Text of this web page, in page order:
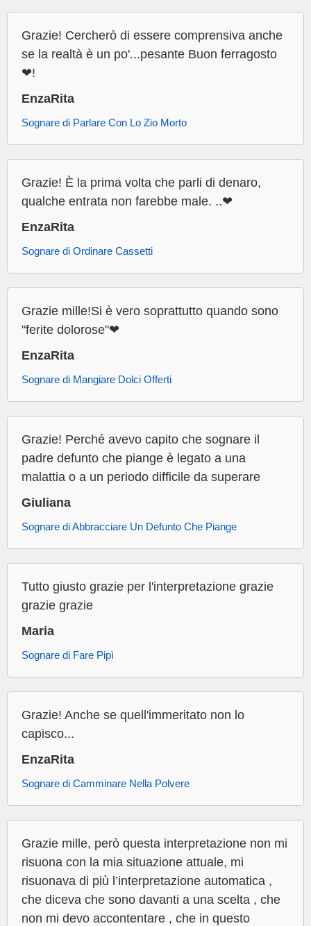
Grazie! Cercherò di essere comprensiva anche
se la realtà è un po'...pesante Buon ferragosto
❤!
EnzaRita
Sognare di Parlare Con Lo Zio Morto
Grazie! È la prima volta che parli di denaro,
qualche entrata non farebbe male. ..❤
EnzaRita
Sognare di Ordinare Cassetti
Grazie mille!Si è vero soprattutto quando sono
"ferite dolorose"❤
EnzaRita
Sognare di Mangiare Dolci Offerti
Grazie! Perché avevo capito che sognare il
padre defunto che piange è legato a una
malattia o a un periodo difficile da superare
Giuliana
Sognare di Abbracciare Un Defunto Che Piange
Tutto giusto grazie per l'interpretazione grazie
grazie grazie
Maria
Sognare di Fare Pipì
Grazie! Anche se quell'immeritato non lo
capisco...
EnzaRita
Sognare di Camminare Nella Polvere
Grazie mille, però questa interpretazione non mi
risuona con la mia situazione attuale, mi
risuonava di più l’interpretazione automatica ,
che diceva che sono davanti a una scelta , che
non mi devo accontentare , che in questo